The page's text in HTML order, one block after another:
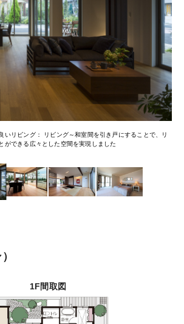
いリビング
リビング～和室間を引き戸にすることで、リ
ができる広々とした空間を実現しました
1F間取図